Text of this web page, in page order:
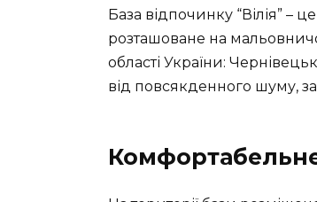
База відпочинку “Вілія” –
розташоване на
області України:
від повсякденного шуму,